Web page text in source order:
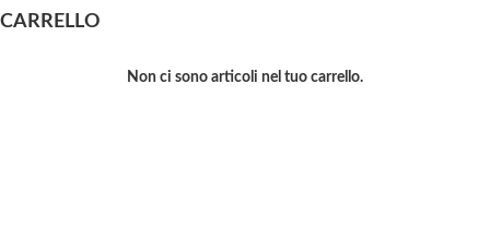
CARRELLO
Non ci sono articoli nel tuo carrello.